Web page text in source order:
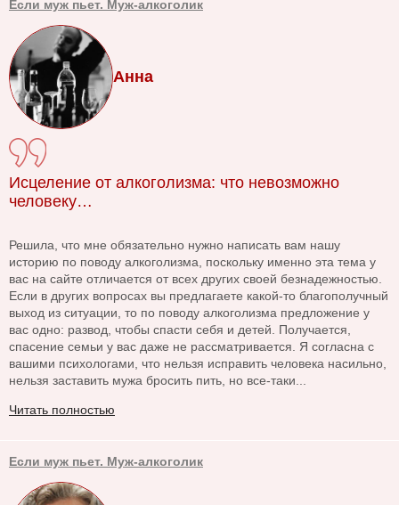
Если муж пьет. Муж-алкоголик
Анна
Исцеление от алкоголизма: что невозможно
человеку…
Решила, что мне обязательно нужно написать вам нашу
историю по поводу алкоголизма, поскольку именно эта тема у
вас на сайте отличается от всех других своей безнадежностью.
Если в других вопросах вы предлагаете какой-то благополучный
выход из ситуации, то по поводу алкоголизма предложение у
вас одно: развод, чтобы спасти себя и детей. Получается,
спасение семьи у вас даже не рассматривается. Я согласна с
вашими психологами, что нельзя исправить человека насильно,
нельзя заставить мужа бросить пить, но все-таки...
Читать полностью
Если муж пьет. Муж-алкоголик